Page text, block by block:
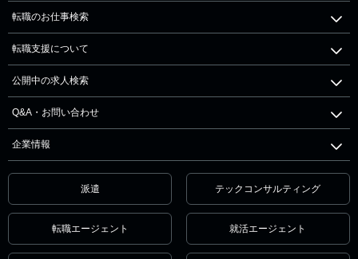
転職のお仕事検索
転職支援について
公開中の求人検索
Q&A・お問い合わせ
企業情報
派遣 テックコンサルティング
転職エージェント 就活エージェント